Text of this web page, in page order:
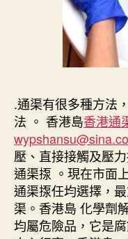
.通渠有很多種方法
法 。 香港島香港通
壓、直接接觸及壓
通渠揼 。現在市面
通渠揼任均選擇，
渠。香港島 化學劑
均屬危險品，它是